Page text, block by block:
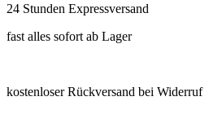
24 Stunden Expressversand
fast alles sofort ab Lager
kostenloser Rückversand bei Widerruf